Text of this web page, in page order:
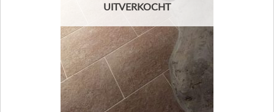
UITVERKOCHT